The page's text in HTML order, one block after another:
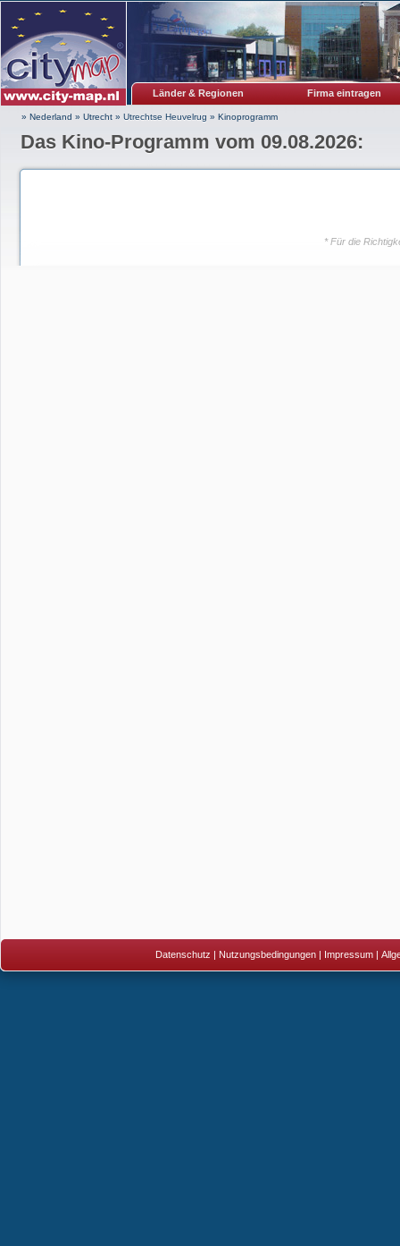
Länder & Regionen Firma eintragen
» Nederland » Utrecht » Utrechtse Heuvelrug » Kinoprogramm
Das Kino-Programm vom 09.08.2026:
* Für die
Datenschutz | Nutzungsbedingungen | Impressum |